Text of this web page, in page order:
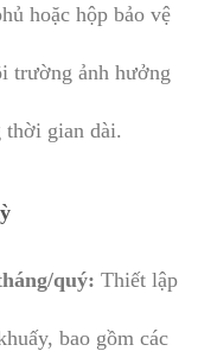
hoặc hộp bảo vệ
trường ảnh hưởng
thời gian dài.
quý: Thiết lập
bao gồm các